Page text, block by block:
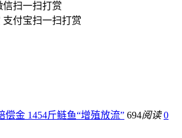
信扫一扫打赏
支付宝扫一扫打赏
偿金 1454斤鲢鱼“增殖放流” 694阅读 0